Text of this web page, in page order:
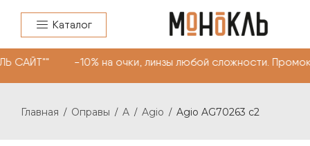
Каталог
-10% на очки, линзы любой сложности.
Главная / Оправы / A / Agio / Agio AG70263 c2